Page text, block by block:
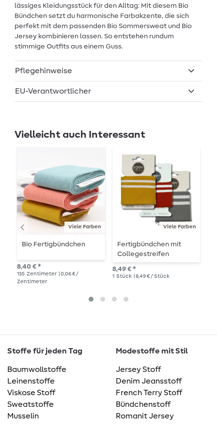
lässiges Kleidungsstück für den Alltag: Mit diesem Bio
Bündchen setzt du harmonische Farbakzente, die sich
perfekt mit dem passenden Bio Sommersweat und Bio
Jersey kombinieren lassen. So entstehen rundum
stimmige Outfits aus einem Guss.
Pflegehinweise
EU-Verantwortlicher
Vielleicht auch Interessant
Viele Farben
Bio Fertigbündchen
8,40 € *
135 Zentimeter
| 0,06 € /
Zentimeter
Viele Farben
Fertigbündchen mit
Collegestreifen
8,49 € *
1 Stück | 8,49 € / Stück
Stoffe für jeden Tag
Baumwollstoffe
Leinenstoffe
Viskose Stoff
Sweatstoffe
Musselin
Modestoffe mit Stil
Jersey Stoff
Denim Jeansstoff
French Terry Stoff
Bündchenstoff
Romanit Jersey